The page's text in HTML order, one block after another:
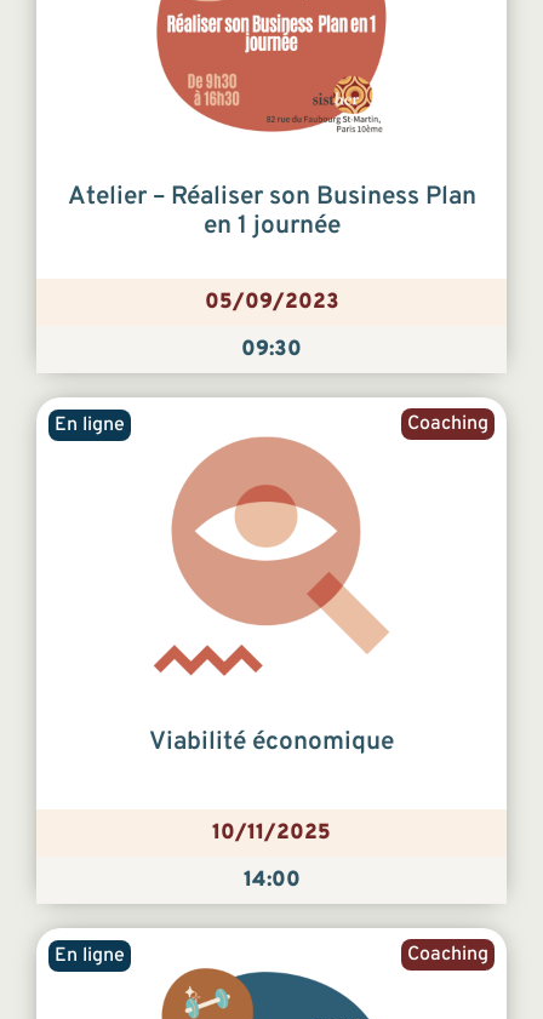
Atelier – Réaliser son Business Plan
en 1 journée
05/09/2023
09:30
Coaching
En ligne
Viabilité économique
10/11/2025
14:00
Coaching
En ligne